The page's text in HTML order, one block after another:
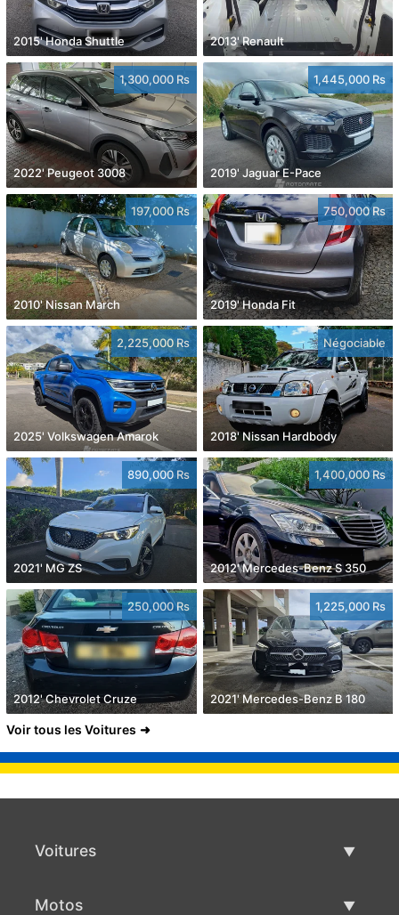
2015' Honda Shuttle 2013' Renault
1,300,000 Rs
2022' Peugeot 3008
1,445,000 Rs
2019' Jaguar E-Pace
197,000 Rs
2010' Nissan March
750,000 Rs
2019' Honda Fit
2,225,000 Rs
2025' Volkswagen Amarok
Négociable
2018' Nissan Hardbody
890,000 Rs
2021' MG ZS
1,400,000 Rs
2012' Mercedes-Benz S 350
250,000 Rs
2012' Chevrolet Cruze
1,225,000 Rs
2021' Mercedes-Benz B 180
Voir tous les Voitures
Voitures
Motos